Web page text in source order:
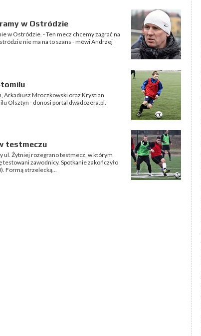
w Ostródzie
w Ostródzie. - Ten mecz chcemy zagrać na
nie ma na to szans - mówi Andrzej
Arkadiusz Mroczkowski oraz Krystian
Olsztyn - donosi portal dwadozera.pl.
testmeczu
ul. Żytniej rozegrano testmecz, w którym
zawodnicy. Spotkanie zakończyło
Formą strzelecką...